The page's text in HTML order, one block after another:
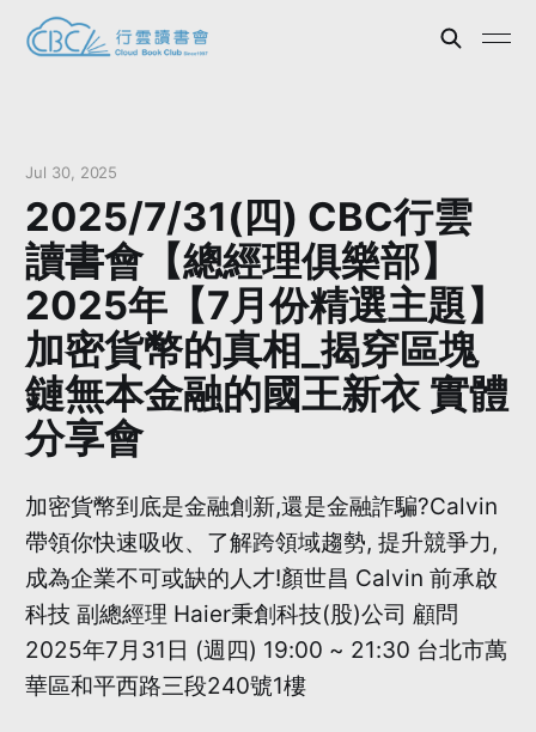
Jul 30, 2025
2025/7/31(四) CBC行雲
讀書會【總經理俱樂部】
2025年【7月份精選主題】
加密貨幣的真相_揭穿區塊
鏈無本金融的國王新衣 實體
分享會
加密貨幣到底是金融創新,還是金融詐騙?Calvin
帶領你快速吸收、了解跨領域趨勢, 提升競爭力,
成為企業不可或缺的人才!顏世昌 Calvin 前承啟
科技 副總經理 Haier秉創科技(股)公司 顧問
2025年7月31日 (週四) 19:00 ~ 21:30 台北市萬
華區和平西路三段240號1樓